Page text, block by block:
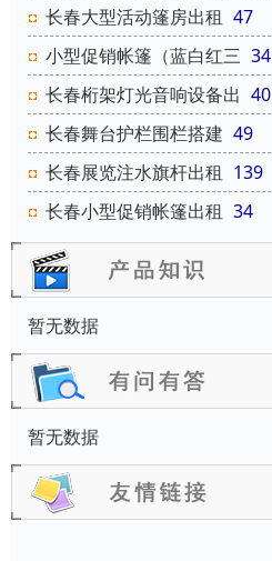
长春大型活动篷房出租 47
小型促销帐篷（蓝白红三 34
长春桁架灯光音响设备出 40
长春舞台护栏围栏搭建 49
长春展览注水旗杆出租 139
长春小型促销帐篷出租 34
暂无数据
暂无数据